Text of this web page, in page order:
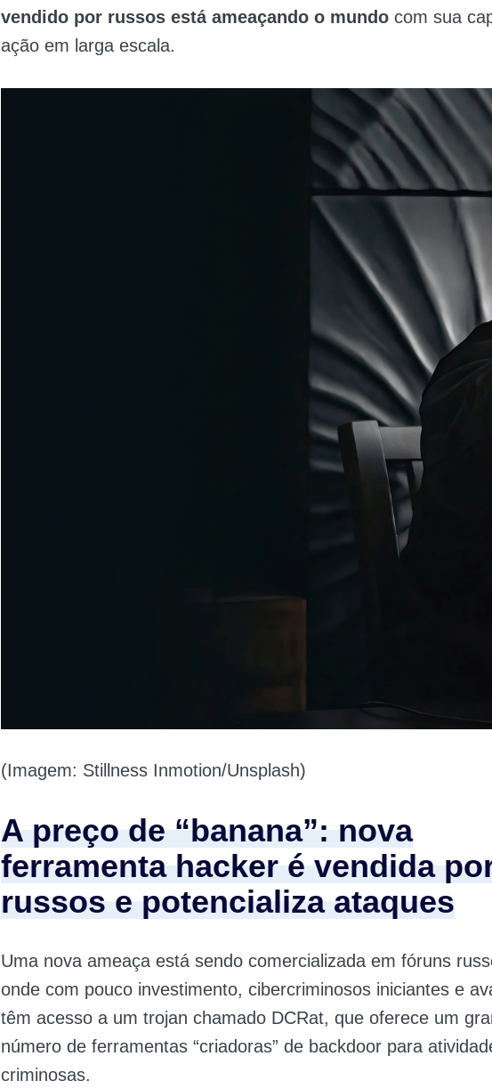
vendido por russos está ameaçando o mundo com sua
ação em larga escala.
(Imagem: Stillness Inmotion/Unsplash)
A preço de “banana”: nova
ferramenta hacker é vendida
russos e potencializa ataques
Uma nova ameaça está sendo comercializada em fóruns
onde com pouco investimento, cibercriminosos iniciantes e
têm acesso a um trojan chamado DCRat, que oferece um
número de ferramentas “criadoras” de backdoor para
criminosas.